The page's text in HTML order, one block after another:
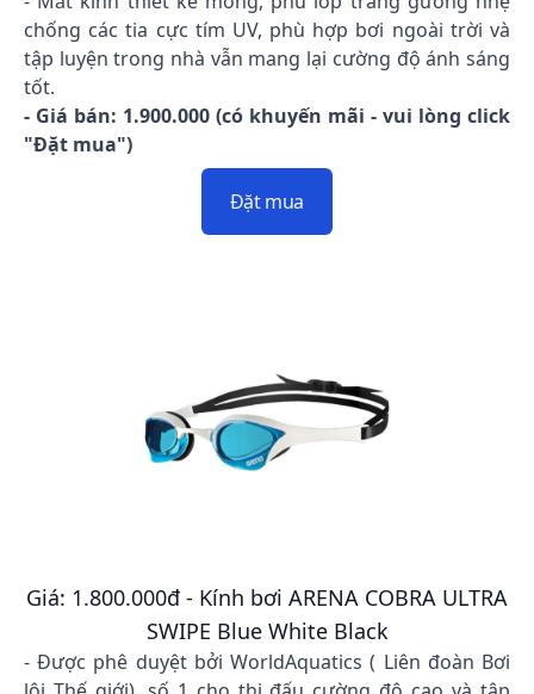
chống các tia cực tím UV, phù hợp bơi ngoài trời và
tập luyện trong nhà vẫn mang lại cường độ ánh sáng
tốt.
- Giá bán: 1.900.000 (có khuyến mãi - vui lòng click
"Đặt mua")
Đặt mua
Giá: 1.800.000đ - Kính bơi ARENA COBRA ULTRA
SWIPE Blue White Black
- Được phê duyệt bởi WorldAquatics ( Liên đoàn Bơi